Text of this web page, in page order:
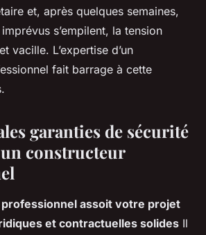
et, après quelques semaines,
s’empilent, la tension
vacille. L’expertise d’un
fait barrage à cette
garanties de sécurité
constructeur
assoit votre projet
et contractuelles solides Il